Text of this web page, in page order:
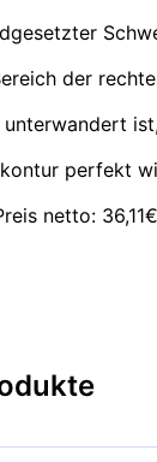
der
perfekt
netto: